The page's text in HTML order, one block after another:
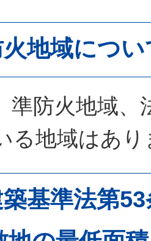
地域につい
準防火地域、
る地域はあり
基準法第